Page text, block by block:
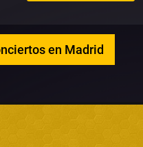
en Madrid